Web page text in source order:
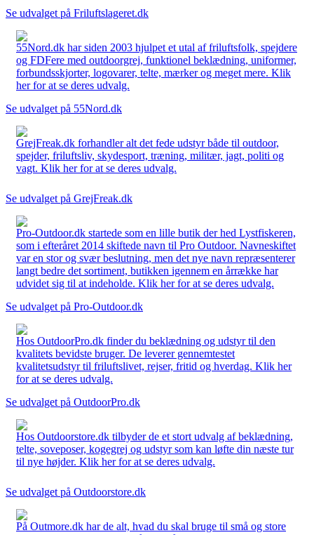
Se udvalget på Friluftslageret.dk
55Nord.dk har siden 2003 hjulpet et utal af friluftsfolk, spejdere
og FDFere med outdoorgrej, funktionel beklædning, uniformer,
forbundsskjorter, logovarer, telte, mærker og meget mere. Klik
her for at se deres udvalg.
Se udvalget på 55Nord.dk
GrejFreak.dk forhandler alt det fede udstyr både til outdoor,
spejder, friluftsliv, skydesport, træning, militær, jagt, politi og
vagt. Klik her for at se deres udvalg.
Se udvalget på GrejFreak.dk
Pro-Outdoor.dk startede som en lille butik der hed Lystfiskeren,
som i efteråret 2014 skiftede navn til Pro Outdoor. Navneskiftet
var en stor og svær beslutning, men det nye navn repræsenterer
langt bedre det sortiment, butikken igennem en årrække har
udvidet sig til at indeholde. Klik her for at se deres udvalg.
Se udvalget på Pro-Outdoor.dk
Hos OutdoorPro.dk finder du beklædning og udstyr til den
kvalitets bevidste bruger. De leverer gennemtestet
kvalitetsudstyr til friluftslivet, rejser, fritid og hverdag. Klik her
for at se deres udvalg.
Se udvalget på OutdoorPro.dk
Hos Outdoorstore.dk tilbyder de et stort udvalg af beklædning,
telte, soveposer, kogegrej og udstyr som kan løfte din næste tur
til nye højder. Klik her for at se deres udvalg.
Se udvalget på Outdoorstore.dk
På Outmore.dk har de alt, hvad du skal bruge til små og store